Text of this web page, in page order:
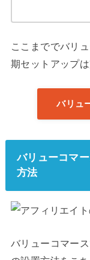
ここまででバリ
期セットアップは
バリュ
バリューコマ
方法
バリューコマー